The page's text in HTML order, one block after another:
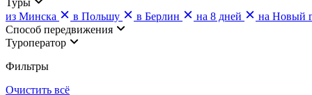
из Минска
в Польшу в Берлин на 8 дней
на Новый
Cпособ передвижения
Туроператор
Фильтры
Очистить всё